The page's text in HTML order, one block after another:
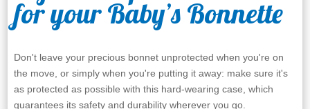
for your Baby’s Bonnette
Don't leave your precious bonnet unprotected when you're on
the move, or simply when you're putting it away: make sure it's
as protected as possible with this hard-wearing case, which
guarantees its safety and durability wherever you go.